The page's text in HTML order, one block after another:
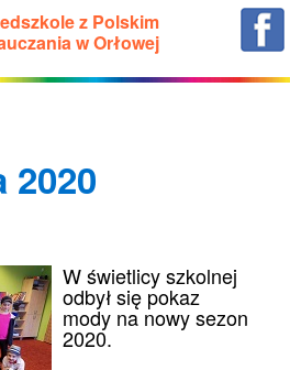
z Polskim
w Orłowej
2020
W świetlicy szkolnej
odbył się pokaz
mody na nowy sezon
2020.